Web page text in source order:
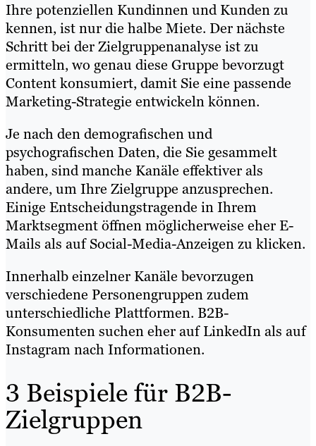
Ihre potenziellen Kundinnen und Kunden zu
kennen, ist nur die halbe Miete. Der nächste
Schritt bei der Zielgruppenanalyse ist zu
ermitteln, wo genau diese Gruppe bevorzugt
Content konsumiert, damit Sie eine passende
Marketing-Strategie entwickeln können.
Je nach den demografischen und
psychografischen Daten, die Sie gesammelt
haben, sind manche Kanäle effektiver als
andere, um Ihre Zielgruppe anzusprechen.
Einige Entscheidungstragende in Ihrem
Marktsegment öffnen möglicherweise eher E-
Mails als auf Social-Media-Anzeigen zu klicken.
Innerhalb einzelner Kanäle bevorzugen
verschiedene Personengruppen zudem
unterschiedliche Plattformen. B2B-
Konsumenten suchen eher auf LinkedIn als auf
Instagram nach Informationen.
3 Beispiele für B2B-
Zielgruppen